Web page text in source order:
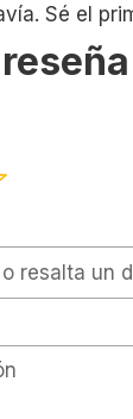
Sé el